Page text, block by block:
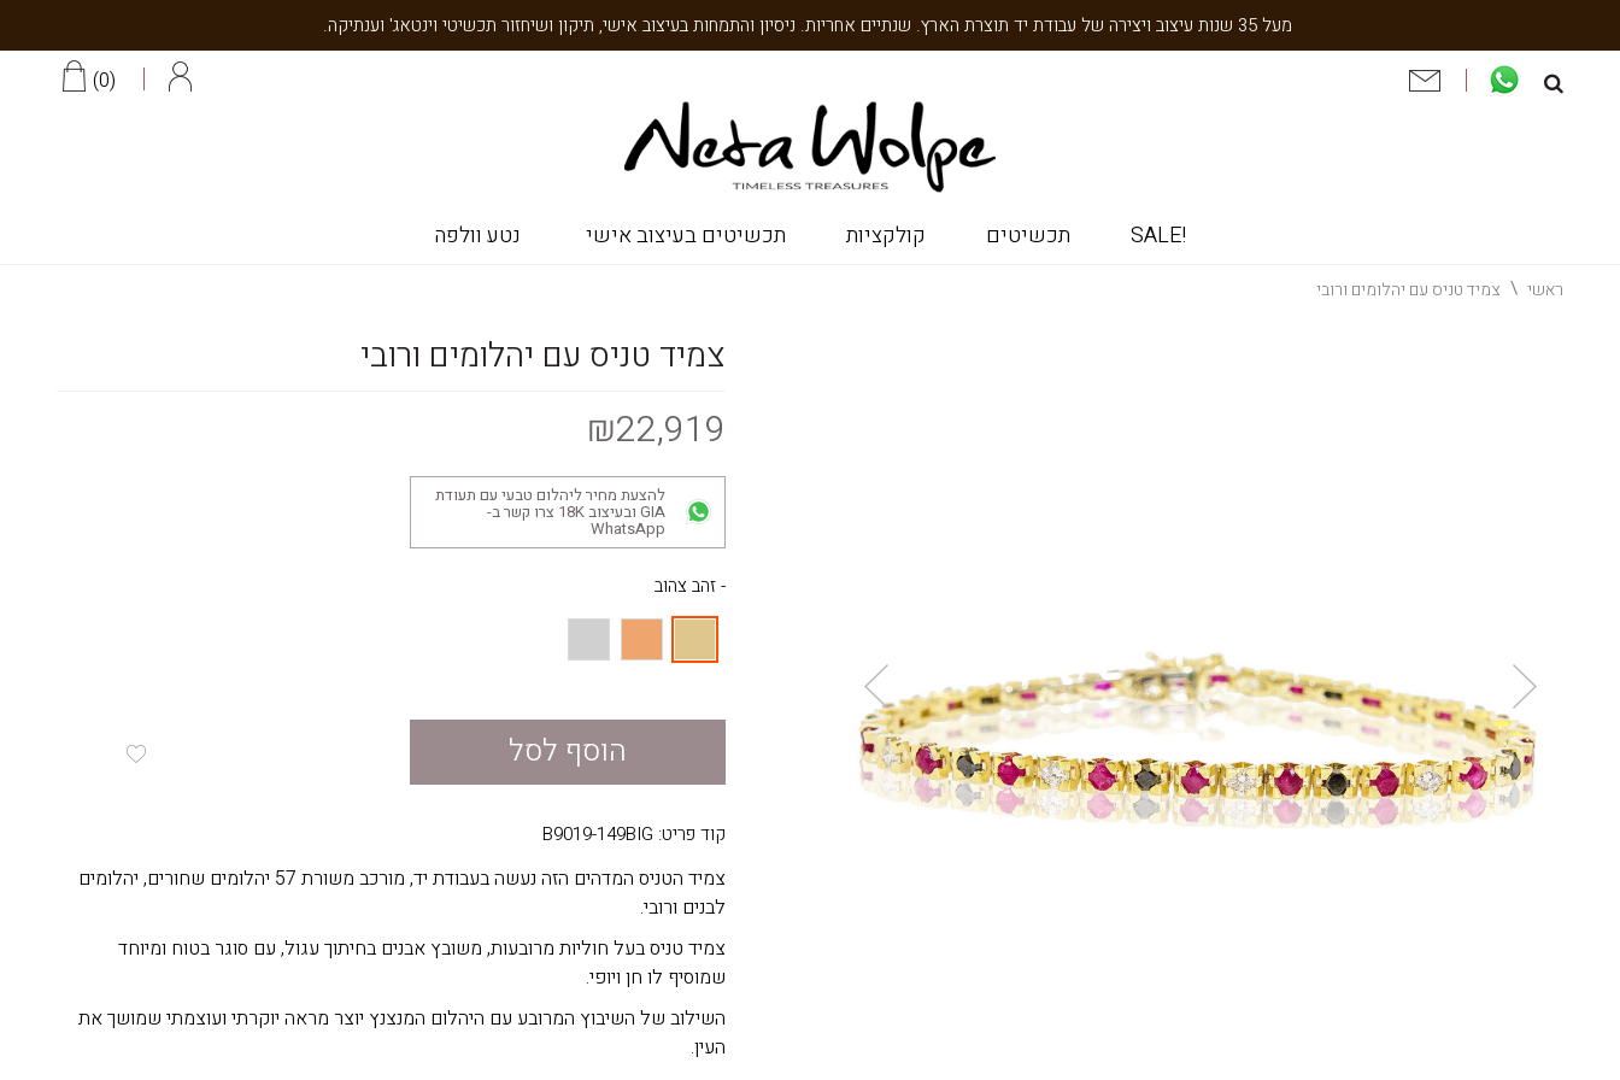
מעל 35 שנות עיצוב ויצירה של עבודת יד תוצרת הארץ. שנתיים אחריות. ניסיון והתמחות בעיצוב אישי, תיקון ושיחזור תכשיטי וינטאג' וענתיקה.
0
!SALE תכשיטים קולקציות תכשיטים בעיצוב אישי נטע וולפה
ראשי צמיד טניס עם יהלומים ורובי
צמיד טניס עם יהלומים ורובי
₪22,919
להצעת מחיר ליהלום טבעי עם תעודת
GIA ובעיצוב 18K צרו קשר ב-
WhatsApp
- זהב צהוב
הוסף לסל
קוד פריט: B9019-149BIG
צמיד הטניס המדהים הזה נעשה בעבודת יד, מורכב משורת 57 יהלומים שחורים, יהלומים
לבנים ורובי.
צמיד טניס בעל חוליות מרובעות, משובץ אבנים בחיתוך עגול, עם סוגר בטוח ומיוחד
שמוסיף לו חן ויופי.
השילוב של השיבוץ המרובע עם היהלום המנצנץ יוצר מראה יוקרתי ועוצמתי שמושך את
העין.